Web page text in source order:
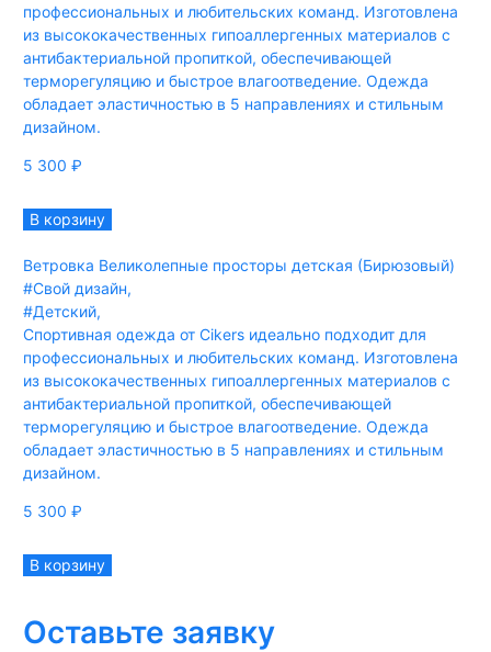
профессиональных и любительских команд. Изготовлена
из высококачественных гипоаллергенных материалов с
антибактериальной пропиткой, обеспечивающей
терморегуляцию и быстрое влагоотведение. Одежда
обладает эластичностью в 5 направлениях и стильным
дизайном.
5 300 ₽
В корзину
Ветровка Великолепные просторы детская (Бирюзовый)
#Свой дизайн,
#Детский,
Спортивная одежда от Cikers идеально подходит для
профессиональных и любительских команд. Изготовлена
из высококачественных гипоаллергенных материалов с
антибактериальной пропиткой, обеспечивающей
терморегуляцию и быстрое влагоотведение. Одежда
обладает эластичностью в 5 направлениях и стильным
дизайном.
5 300 ₽
В корзину
Оставьте заявку